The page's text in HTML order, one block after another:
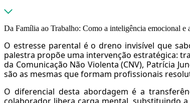
Da Família ao Trabalho: Como a inteligência emocional e
O estresse parental é o dreno invisível que
palestra propõe uma intervenção estratégica:
da Comunicação Não Violenta (CNV), Patrícia
são as mesmas que formam profissionais
O diferencial desta abordagem é a